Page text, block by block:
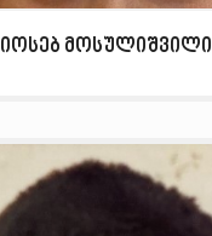
იოსებ მოსულიშვილი